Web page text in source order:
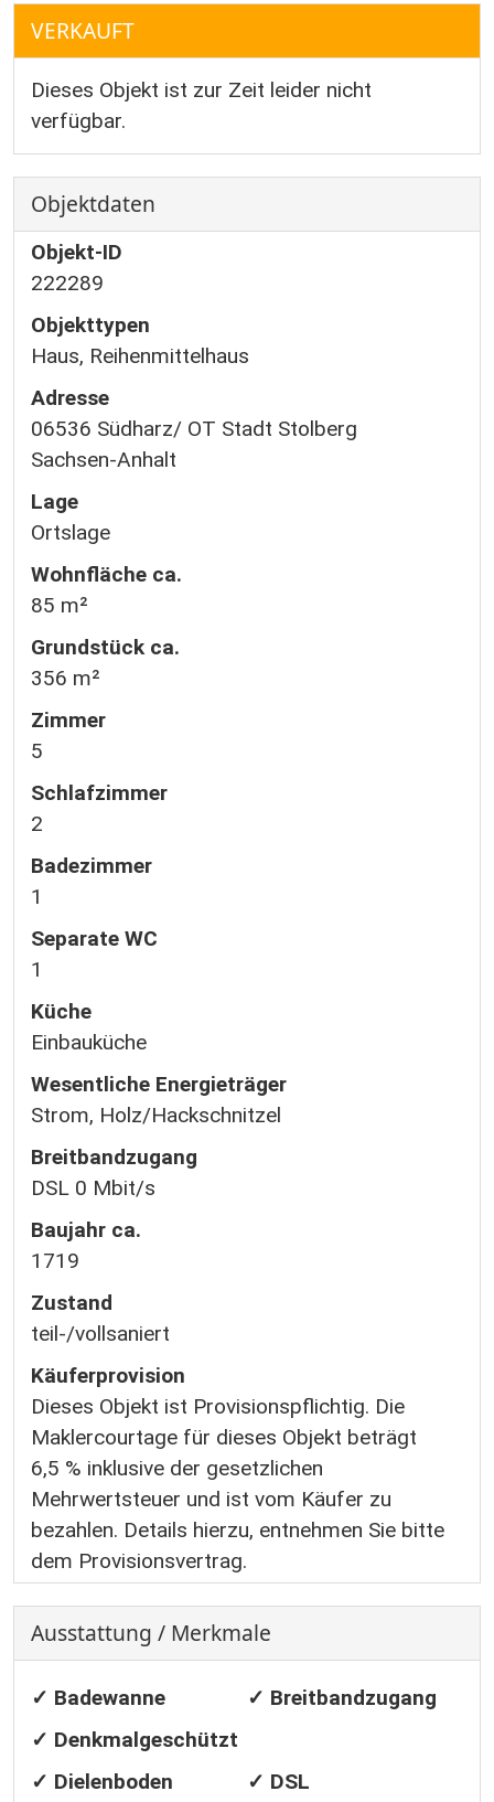
VERKAUFT
Dieses Objekt ist zur Zeit leider nicht
verfügbar.
Objektdaten
Objekt-ID
222289
Objekttypen
Haus, Reihenmittelhaus
Adresse
06536 Südharz/ OT Stadt Stolberg
Sachsen-Anhalt
Lage
Ortslage
Wohnfläche ca.
85 m²
Grund­stück ca.
356 m²
Zimmer
5
Schlafzimmer
2
Badezimmer
1
Separate WC
1
Küche
Einbauküche
Wesentliche Energieträger
Strom, Holz/Hackschnitzel
Breitbandzugang
DSL 0 Mbit/s
Baujahr ca.
1719
Zustand
teil-/vollsaniert
Käufer­provision
Dieses Objekt ist Provisionspflichtig. Die
Maklercourtage für dieses Objekt beträgt
6,5 % inklusive der gesetzlichen
Mehrwertsteuer und ist vom Käufer zu
bezahlen. Details hierzu, entnehmen Sie bitte
dem Provisionsvertrag.
Ausstattung / Merkmale
✓ Badewanne
✓ Breitbandzugang
✓ Denkmalgeschützt
✓ Dielenboden
✓ DSL